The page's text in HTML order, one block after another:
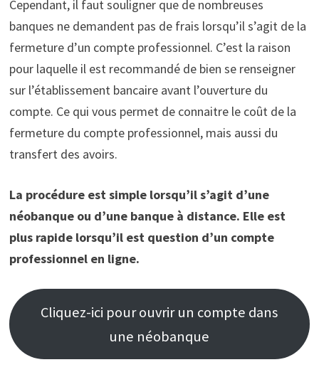
Cependant, il faut souligner que de nombreuses
banques ne demandent pas de frais lorsqu’il s’agit de la
fermeture d’un compte professionnel. C’est la raison
pour laquelle il est recommandé de bien se renseigner
sur l’établissement bancaire avant l’ouverture du
compte. Ce qui vous permet de connaitre le coût de la
fermeture du compte professionnel, mais aussi du
transfert des avoirs.
La procédure est simple lorsqu’il s’agit d’une
néobanque ou d’une banque à distance. Elle est
plus rapide lorsqu’il est question d’un compte
professionnel en ligne.
Cliquez-ici pour ouvrir un compte dans
une néobanque